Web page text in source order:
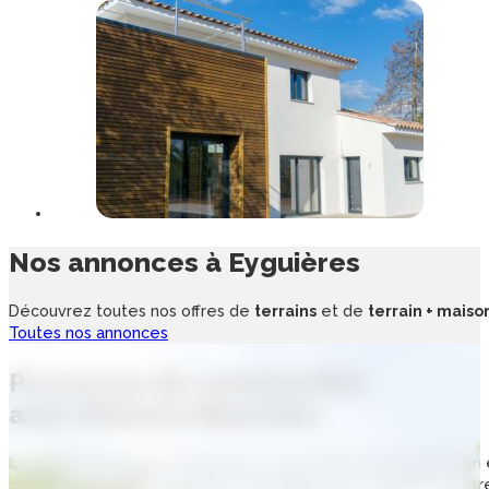
Nos annonces à Eyguières
Découvrez toutes nos offres de terrains et de terrain +
Toutes nos annonces
Processus de
avec
La construction d’une maison neuve nécessite une
chaque étape de votre projet immobilier, vous profitez de